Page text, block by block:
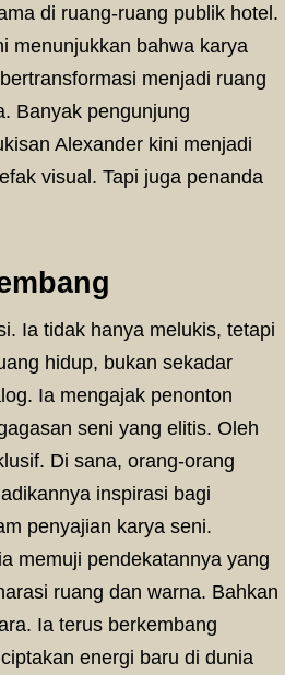
di ruang-ruang publik hotel.
menunjukkan bahwa karya
menjadi ruang
Banyak pengunjung
Alexander kini menjadi
visual. Tapi juga penanda
Ia tidak hanya melukis, tetapi
hidup, bukan sekadar
Ia mengajak penonton
seni yang elitis. Oleh
Di sana, orang-orang
inspirasi bagi
penyajian karya seni.
memuji pendekatannya yang
ruang dan warna. Bahkan
Ia terus berkembang
energi baru di dunia